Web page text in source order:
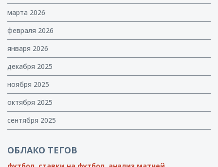
марта 2026
февраля 2026
января 2026
декабря 2025
ноября 2025
октября 2025
сентября 2025
ОБЛАКО ТЕГОВ